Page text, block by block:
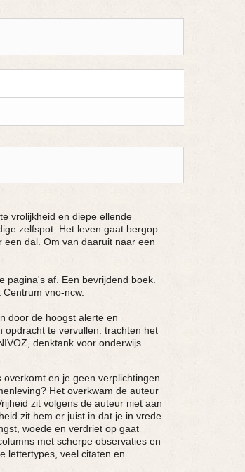
vrolijkheid en diepe ellende
zelfspot. Het leven gaat bergop
dal. Om van daaruit naar een
pagina's af. Een bevrijdend boek.
vno-ncw.
door de hoogst alerte en
opdracht te vervullen: trachten het
denktank voor onderwijs.
en je geen verplichtingen
Het overkwam de auteur
zit volgens de auteur niet aan
zit hem er juist in dat je in vrede
woede en verdriet op gaat
met scherpe observaties en
lettertypes, veel citaten en